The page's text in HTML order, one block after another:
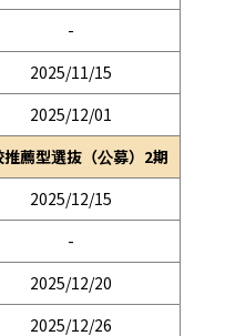
-
2025/11/15
2025/12/01
推薦型選抜（公募）2期
2025/12/15
-
2025/12/20
2025/12/26